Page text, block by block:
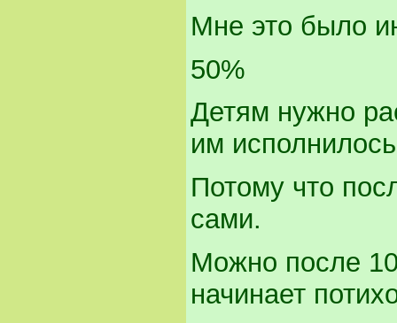
Мне это было
50%
Детям нужно
им
Потому что
сами.
Можно после
начинает